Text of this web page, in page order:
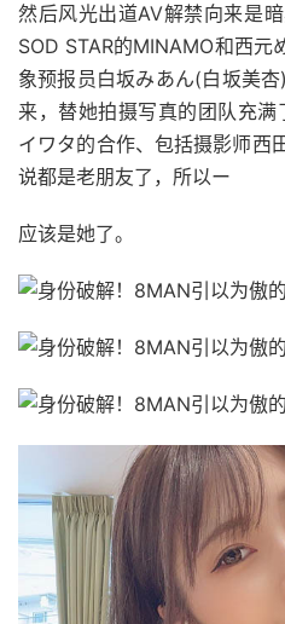
然后风光出道AV解禁向来是
SOD STAR的MINAMO和西元
象预报员白坂みあん(白坂美
来，替她拍摄写真的团队充
イワタ的合作、包括摄影师西
说都是老朋友了，所以ー
应该是她了。